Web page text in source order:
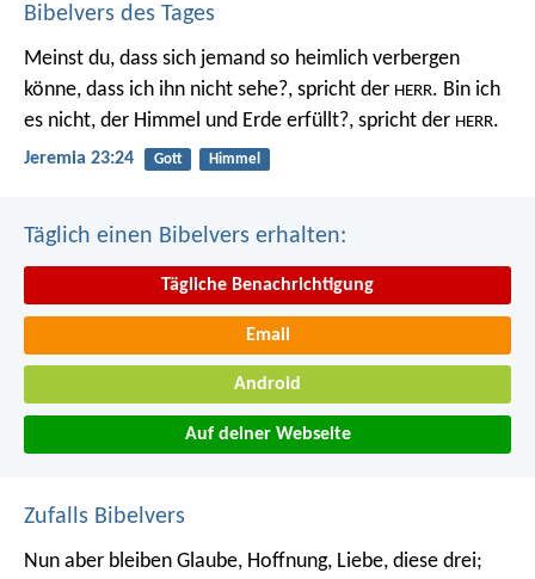
Bibelvers des Tages
Meinst du, dass sich jemand so heimlich verbergen
könne, dass ich ihn nicht sehe?, spricht der HERR. Bin ich
es nicht, der Himmel und Erde erfüllt?, spricht der HERR.
Jeremia 23:24 Gott Himmel
Täglich einen Bibelvers erhalten:
Tägliche Benachrichtigung
Email
Android
Auf deiner Webseite
Zufalls Bibelvers
Nun aber bleiben Glaube, Hoffnung, Liebe, diese drei;